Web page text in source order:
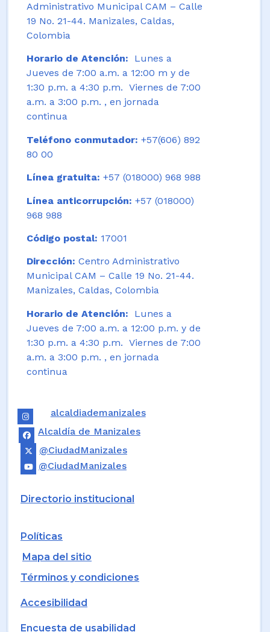
Administrativo Municipal CAM – Calle
19 No. 21-44. Manizales, Caldas,
Colombia
Horario de Atención:
Lunes a
Jueves de 7:00 a.m. a 12:00 m y de
1:30 p.m. a 4:30 p.m. Viernes de 7:00
a.m. a 3:00 p.m. , en jornada
continua
Teléfono conmutador: +57(606) 892
80 00
Línea gratuita: +57 (018000) 968 988
Línea anticorrupción: +57 (018000)
968 988
Código postal: 17001
Dirección: Centro Administrativo
Municipal CAM – Calle 19 No. 21-44.
Manizales, Caldas, Colombia
Horario de Atención: Lunes a
Jueves de 7:00 a.m. a 12:00 p.m. y de
1:30 p.m. a 4:30 p.m. Viernes de 7:00
a.m. a 3:00 p.m. , en jornada
continua
alcaldiademanizales
Alcaldía de Manizales
@CiudadManizales
@CiudadManizales
Directorio institucional
Políticas
Mapa del sitio
Términos y condiciones
Accesibilidad
Encuesta de usabilidad